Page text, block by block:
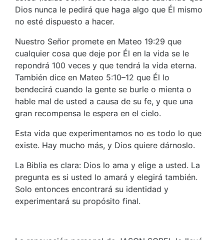
Dios nunca le pedirá que haga algo que Él mismo
no esté dispuesto a hacer.
Nuestro Señor promete en Mateo 19:29 que
cualquier cosa que deje por Él en la vida se le
repondrá 100 veces y que tendrá la vida eterna.
También dice en Mateo 5:10–12 que Él lo
bendecirá cuando la gente se burle o mienta o
hable mal de usted a causa de su fe, y que una
gran recompensa le espera en el cielo.
Esta vida que experimentamos no es todo lo que
existe. Hay mucho más, y Dios quiere dárnoslo.
La Biblia es clara: Dios lo ama y elige a usted. La
pregunta es si usted lo amará y elegirá también.
Solo entonces encontrará su identidad y
experimentará su propósito final.